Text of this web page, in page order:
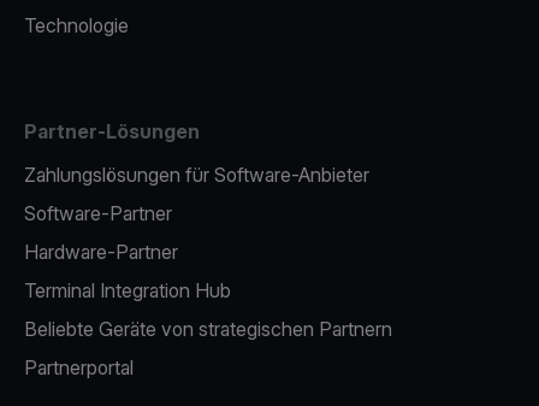
Technologie
Partner-Lösungen
Zahlungslösungen für Software-Anbieter
Software-Partner
Hardware-Partner
Terminal Integration Hub
Beliebte Geräte von strategischen Partnern
Partnerportal